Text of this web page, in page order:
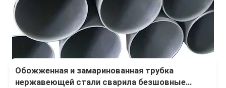
Обожженная и замаринованная трубка
нержавеющей стали сварила безшовные